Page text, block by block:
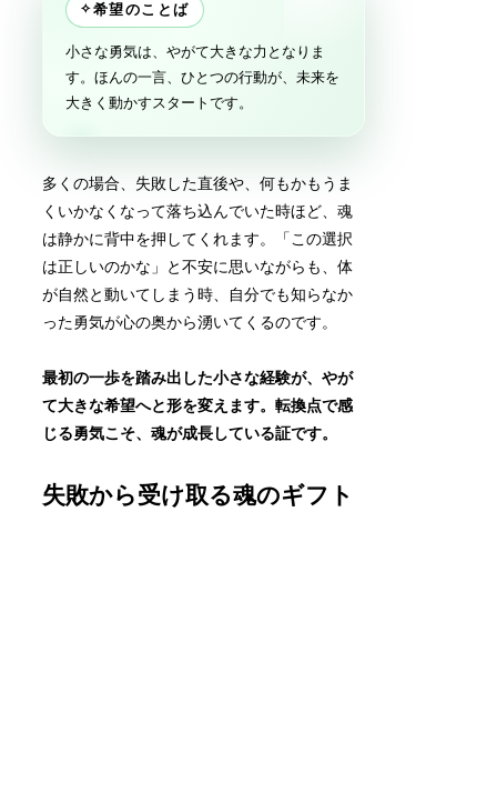
✧希望のことば
小さな勇気は、やがて大きな力となりま
す。ほんの一言、ひとつの行動が、未来を
大きく動かすスタートです。
多くの場合、失敗した直後や、何もかもうま
くいかなくなって落ち込んでいた時ほど、魂
は静かに背中を押してくれます。「この選択
は正しいのかな」と不安に思いながらも、体
が自然と動いてしまう時、自分でも知らなか
った勇気が心の奥から湧いてくるのです。
最初の一歩を踏み出した小さな経験が、やが
て大きな希望へと形を変えます。転換点で感
じる勇気こそ、魂が成長している証です。
失敗から受け取る魂のギフト